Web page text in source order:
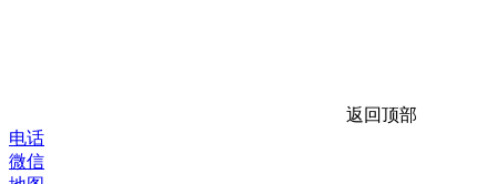
返回顶部
电话
微信